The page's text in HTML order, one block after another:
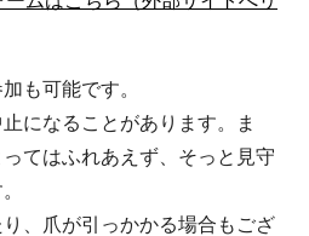
も可能です。
になることがあります。ま
てはふれあえず、そっと見守
、爪が引っかかる場合もござ